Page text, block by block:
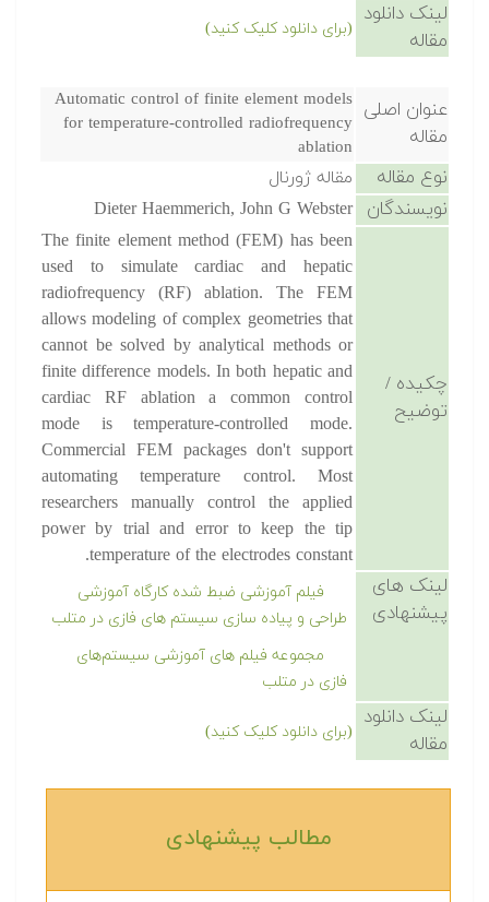
لینک دانلود
مقاله
(برای دانلود کلیک کنید)
عنوان اصلی
مقاله
Automatic control of finite element models
for temperature-controlled radiofrequency
ablation
نوع مقاله مقاله ژورنال
نویسندگان Dieter Haemmerich, John G Webster
چکیده /
توضیح
The finite element method (FEM) has been
used to simulate cardiac and hepatic
radiofrequency (RF) ablation. The FEM
allows modeling of complex geometries that
cannot be solved by analytical methods or
finite difference models. In both hepatic and
cardiac RF ablation a common control
mode is temperature-controlled mode.
Commercial FEM packages don't support
automating temperature control. Most
researchers manually control the applied
power by trial and error to keep the tip
temperature of the electrodes constant.
لینک های
پیشنهادی
فیلم آموزشی ضبط شده کارگاه آموزشی
طراحی و پیاده سازی سیستم های فازی در متلب
مجموعه فیلم های آموزشی سیستم‌های
فازی در متلب
لینک دانلود
مقاله
(برای دانلود کلیک کنید)
مطالب پیشنهادی‎